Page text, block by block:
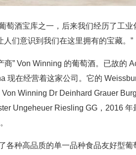
萄酒宝库之一，后来我们经历了工
们意识到我们在这里拥有的宝藏。”
商” Von Winning 的葡萄酒。已故的
现在经营着这家公司。它的
Winning Dr Deinhard Grauer
Ungeheuer Riesling GG，2016 年
各种高品质的单一品种食品友好型